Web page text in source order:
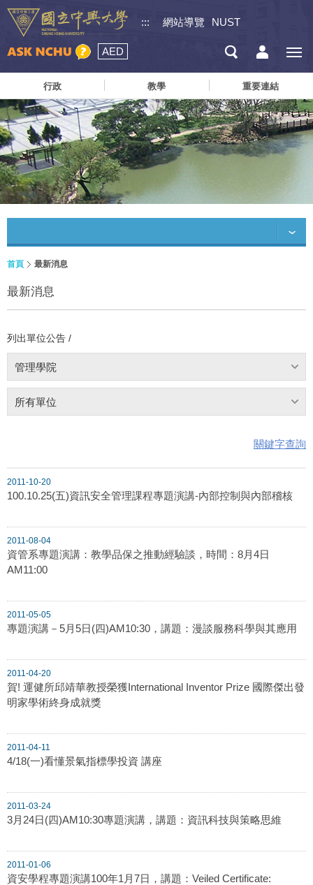
::: 網站導覽 NUST
AED
行政 教學 重要連結
首頁 最新消息
最新消息
列出單位公告 /
管理學院
所有單位
關鍵字查詢
2011-10-20
100.10.25(五)資訊安全管理課程專題演講-內部控制與內部稽核
2011-08-04
資管系專題演講：教學品保之推動經驗談，時間：8月4日
AM11:00
2011-05-05
專題演講－5月5日(四)AM10:30，講題：漫談服務科學與其應用
2011-04-20
賀! 運健所邱靖華教授榮獲International Inventor Prize 國際傑出發
明家學術終身成就獎
2011-04-11
4/18(一)看懂景氣指標學投資 講座
2011-03-24
3月24日(四)AM10:30專題演講，講題：資訊科技與策略思維
2011-01-06
資安學程專題演講100年1月7日，講題：Veiled Certificate: